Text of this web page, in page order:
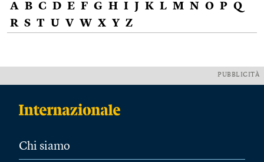
A B C D E F G H I J K L M N O P Q
R S T U V W X Y Z
PUBBLICITÀ
Chi siamo